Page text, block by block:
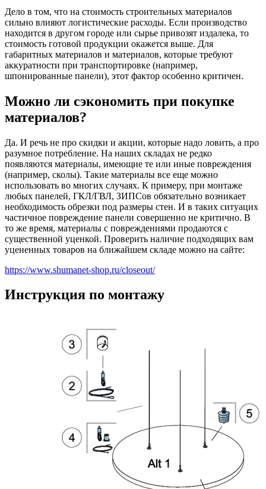
Дело в том, что на стоимость строительных материалов
сильно влияют логистические расходы. Если производство
находится в другом городе или сырье привозят издалека, то
стоимость готовой продукции окажется выше. Для
габаритных материалов и материалов, которые требуют
аккуратности при транспортировке (например,
шпонированные панели), этот фактор особенно критичен.
Можно ли сэкономить при покупке
материалов?
Да. И речь не про скидки и акции, которые надо ловить, а про
разумное потребление. На наших складах не редко
появляются материалы, имеющие те или иные повреждения
(например, сколы). Такие материалы все еще можно
использовать во многих случаях. К примеру, при монтаже
любых панелей, ГКЛ/ГВЛ, ЗИПСов обязательно возникает
необходимость обрезки под размеры стен. И в таких ситуацих
частичное повреждение панели совершенно не критично. В
то же время, материалы с повреждениями продаются с
существенной уценкой. Проверить наличие подходящих вам
уцененных товаров на ближайшем складе можно на сайте:
https://www.shumanet-shop.ru/closeout/
Инструкция по монтажу